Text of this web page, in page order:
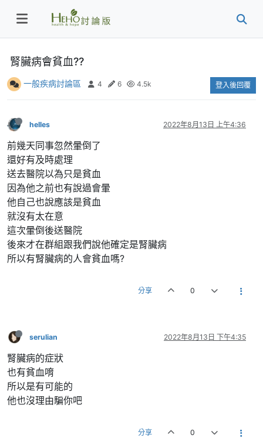
腎臟病會貧血??
一般疾病討論區 4 6 4.5k 登入後回覆
helles 2022年8月13日 上午4:36
前幾天同事忽然暈倒了
還好有及時處理
送去醫院以為只是貧血
因為他之前也有說過會暈
他自己也說應該是貧血
就沒有太在意
這次暈倒後送醫院
後來才在群組跟我們說他確定是腎臟病
所以有腎臟病的人會貧血嗎?
分享 0
serulian 2022年8月13日 下午4:35
腎臟病的症狀
也有貧血唷
所以是有可能的
他也沒理由騙你吧
分享 0